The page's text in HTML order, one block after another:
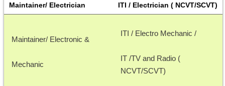
Maintainer/ Electrician ITI / Electrician ( NCVT/SCVT)
Maintainer/ Electronic &
Mechanic
ITI / Electro Mechanic /
IT /TV and Radio (
NCVT/SCVT)